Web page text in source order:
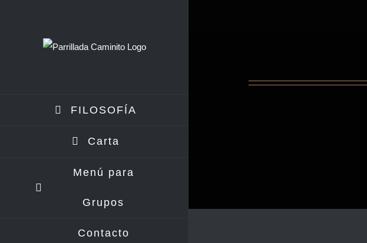
FILOSOFÍA
Carta
Menú para
Grupos
Contacto